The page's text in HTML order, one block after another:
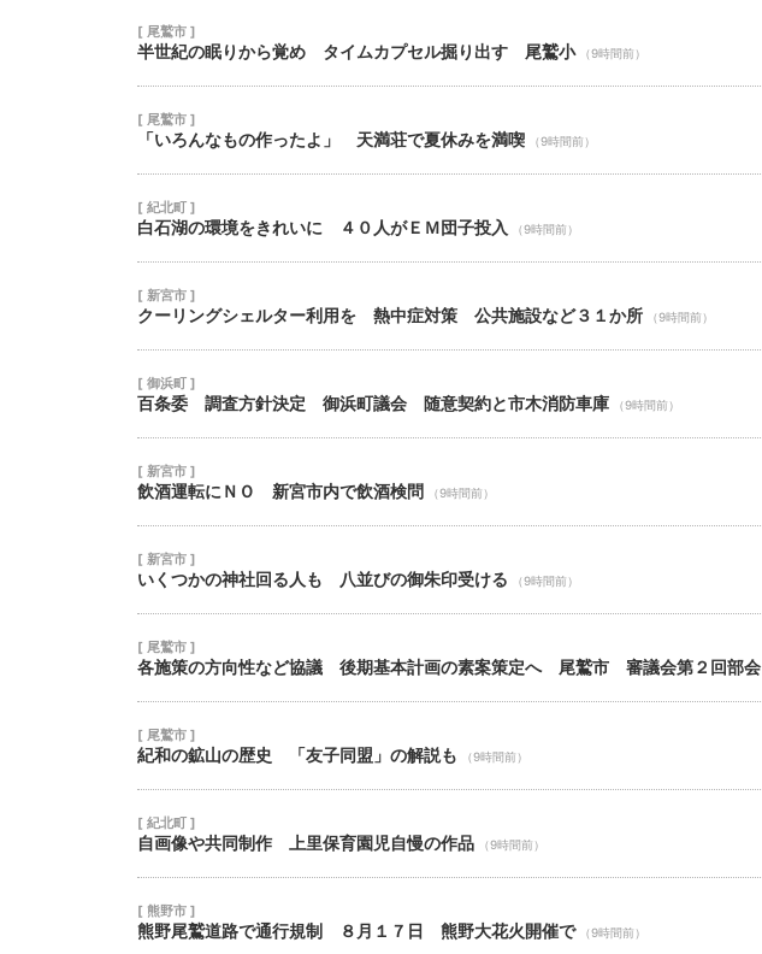
[ 尾鷲市 ]
半世紀の眠りから覚め タイムカプセル掘り出す 尾鷲小 （9時間前）
[ 尾鷲市 ]
「いろんなもの作ったよ」 天満荘で夏休みを満喫 （9時間前）
[ 紀北町 ]
白石湖の環境をきれいに ４０人がＥＭ団子投入 （9時間前）
[ 新宮市 ]
クーリングシェルター利用を 熱中症対策 公共施設など３１か所 （9時間前）
[ 御浜町 ]
百条委 調査方針決定 御浜町議会 随意契約と市木消防車庫 （9時間前）
[ 新宮市 ]
飲酒運転にＮＯ 新宮市内で飲酒検問 （9時間前）
[ 新宮市 ]
いくつかの神社回る人も 八並びの御朱印受ける （9時間前）
[ 尾鷲市 ]
各施策の方向性など協議 後期基本計画の素案策定へ 尾鷲市 審議会第２回部会
[ 尾鷲市 ]
紀和の鉱山の歴史 「友子同盟」の解説も （9時間前）
[ 紀北町 ]
自画像や共同制作 上里保育園児自慢の作品 （9時間前）
[ 熊野市 ]
熊野尾鷲道路で通行規制 ８月１７日 熊野大花火開催で （9時間前）